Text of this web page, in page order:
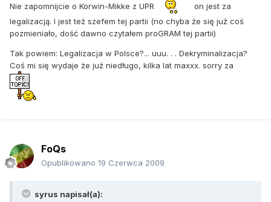
Nie zapomnijcie o Korwin-Mikke z UPR
on jest za
legalizacją. I jest też szefem tej partii (no chyba że się już coś
pozmieniało, dość dawno czytałem proGRAM tej partii)
Tak powiem: Legalizacja w Polsce?... uuu. . . Dekryminalizacja?
Coś mi się wydaje że już niedługo, kilka lat maxxx. sorry za
FoQs
Opublikowano 19 Czerwca 2009
syrus napisał(a):